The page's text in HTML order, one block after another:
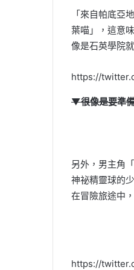
「來自帕底亞
葉喵」，這意
像是石英學院
https://
▼很像是要準
另外，男主角
神祕精靈球的
在冒險旅途中
https://